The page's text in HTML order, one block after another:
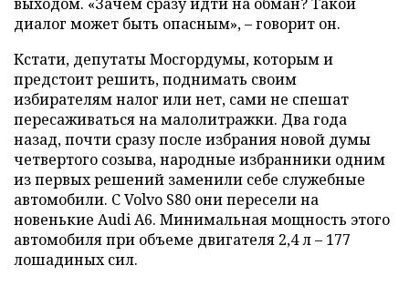
диалог может быть опасным», – говорит он.
Кстати, депутаты Мосгордумы, которым и
предстоит решить, поднимать своим
избирателям налог или нет, сами не спешат
пересаживаться на малолитражки. Два года
назад, почти сразу после избрания новой думы
четвертого созыва, народные избранники одним
из первых решений заменили себе служебные
автомобили. С Volvo S80 они пересели на
новенькие Audi A6. Минимальная мощность этого
автомобиля при объеме двигателя 2,4 л – 177
лошадиных сил.